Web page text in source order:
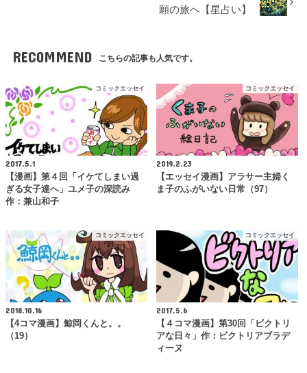
願の旅へ【星占い】
RECOMMEND こちらの記事も人気です。
コミックエッセイ
2017.5.1
【漫画】第４回「イケてしまい過
ぎる女子達へ」ユメ子の深読み
作：兼山和子
コミックエッセイ
2019.2.23
【エッセイ漫画】アラサー主婦く
ま子のふがいない日常（97）
コミックエッセイ
2018.10.16
【4コマ漫画】鯨岡くんと。。
（19）
コミックエッセイ
2017.5.6
【４コマ漫画】第30回「ビクトリ
アな日々」作：ビクトリアブラデ
ィーヌ